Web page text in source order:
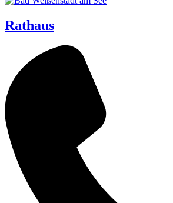
Rathaus